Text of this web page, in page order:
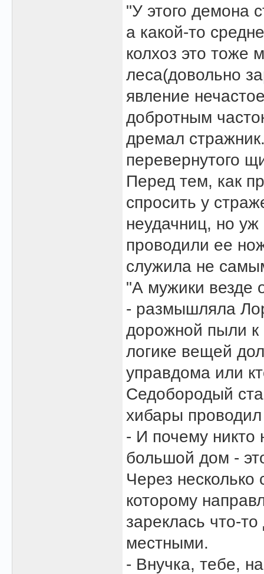
"У этого демона
а какой-то
колхоз это тоже
леса(довольно
явление
добротным
дремал
перевернутого
Перед тем, как
спросить у
неудачниц, но
проводили ее
служила не
"А мужики везде
- размышляла
дорожной пыли к
логике вещей
управдома или
Седобородый
хибары
- И почему никто
большой дом -
Через
которому
зареклась что-
местными.
- Внучка, тебе,